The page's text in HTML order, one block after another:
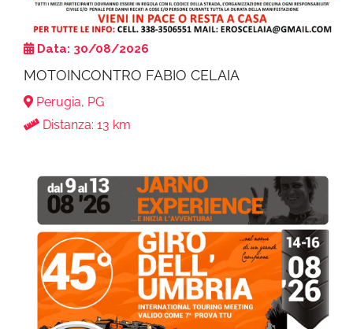
Data: 30/08/2026
MOTOINCONTRO FABIO CELAIA
Perugia, PG
Distanza: 13 km